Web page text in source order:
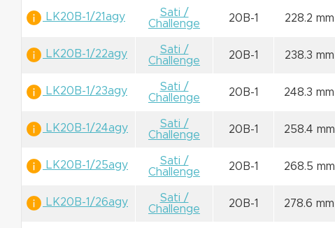
LK20B-1/21agy
Sati /
Challenge
20B-1 228.2 mm
LK20B-1/22agy
Sati /
Challenge
20B-1 238.3 mm
LK20B-1/23agy
Sati /
Challenge
20B-1 248.3 mm
LK20B-1/24agy
Sati /
Challenge
20B-1 258.4 mm
LK20B-1/25agy
Sati /
Challenge
20B-1 268.5 mm
LK20B-1/26agy
Sati /
Challenge
20B-1 278.6 mm